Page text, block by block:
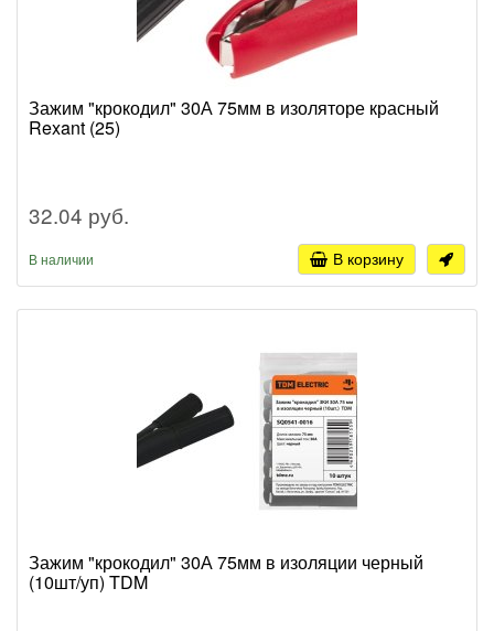
Зажим "крокодил" 30А 75мм в изоляторе красный
Rexant (25)
32.04 руб.
В наличии В корзину
Зажим "крокодил" 30А 75мм в изоляции черный
(10шт/уп) TDM